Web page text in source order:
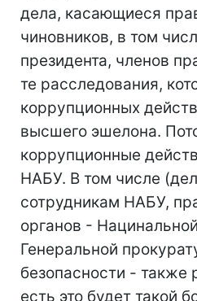
дела, касающиеся
чиновников, в том
президента, членов
те расследования,
коррупционных
высшего эшелона.
коррупционные
НАБУ. В том числе
сотрудникам НАБУ,
органов -
Генеральной
безопасности - также
есть это будет такой